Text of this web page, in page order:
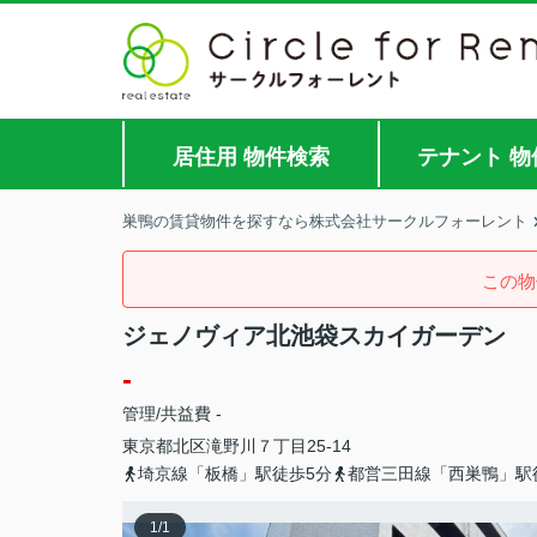
居住用 物件検索 テナント 物
巣鴨の賃貸物件を探すなら株式会社サークルフォーレント
この
ジェノヴィア北池袋スカイガーデン
-
管理/共益費 -
東京都北区滝野川
７丁目25-14
埼京線「板橋」駅徒歩5分
都営三田線「西巣鴨」駅
1/1